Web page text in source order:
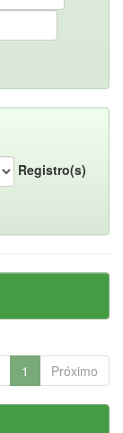
Registro(s)
1 Próximo